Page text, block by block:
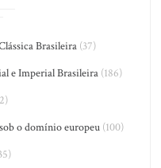
Brasileira (37)
e Imperial Brasileira (186)
o domínio europeu(100)